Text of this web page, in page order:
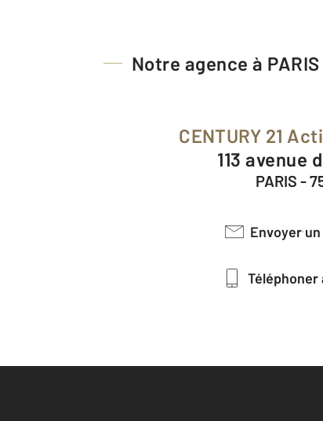
Notre agence à PARIS
CENTURY 21
113 avenue
PARIS -
Envoyer